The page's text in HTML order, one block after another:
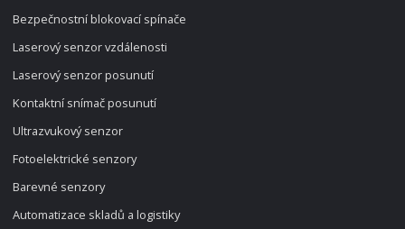
Bezpečnostní blokovací spínače
Laserový senzor vzdálenosti
Laserový senzor posunutí
Kontaktní snímač posunutí
Ultrazvukový senzor
Fotoelektrické senzory
Barevné senzory
Automatizace skladů a logistiky